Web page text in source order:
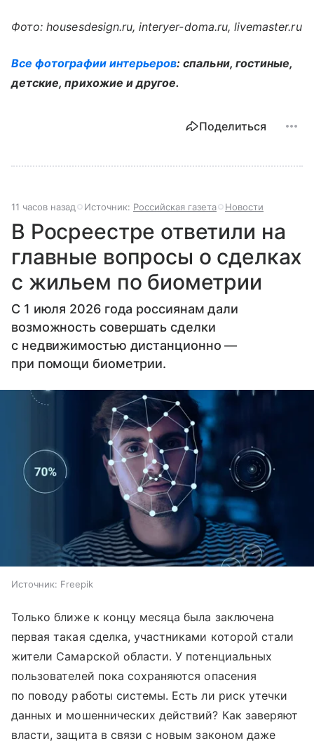
Фото: housesdesign.ru, interyer-doma.ru, livemaster.ru
Все фотографии интерьеров: спальни, гостиные,
детские, прихожие и другое.
Поделиться
11 часов назад Источник: Российская газета Новости
В Росреестре ответили на
главные вопросы о сделках
с жильем по биометрии
С 1 июля 2026 года россиянам дали
возможность совершать сделки
с недвижимостью дистанционно —
при помощи биометрии.
Источник: Freepik
Только ближе к концу месяца была заключена
первая такая сделка, участниками которой стали
жители Самарской области. У потенциальных
пользователей пока сохраняются опасения
по поводу работы системы. Есть ли риск утечки
данных и мошеннических действий? Как заверяют
власти, защита в связи с новым законом даже